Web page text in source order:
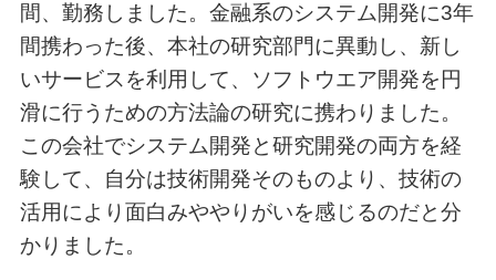
間、勤務しました。金融系のシステム開発に3年
間携わった後、本社の研究部門に異動し、新し
いサービスを利用して、ソフトウエア開発を円
滑に行うための方法論の研究に携わりました。
この会社でシステム開発と研究開発の両方を経
験して、自分は技術開発そのものより、技術の
活用により面白みややりがいを感じるのだと分
かりました。